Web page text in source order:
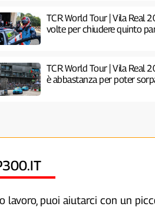
TCR World Tour | Vila Real
volte per chiudere quinto
TCR World Tour | Vila Real
è abbastanza per poter
lavoro, puoi aiutarci con un